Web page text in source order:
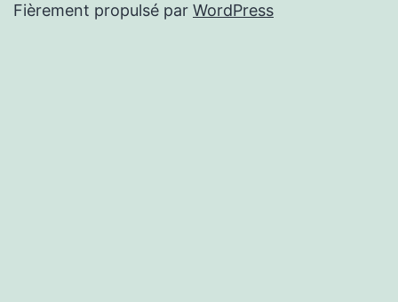
Fièrement propulsé par WordPress